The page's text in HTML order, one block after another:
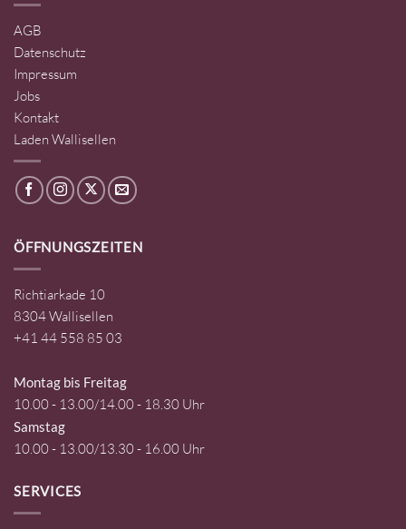
AGB
Datenschutz
Impressum
Jobs
Kontakt
Laden Wallisellen
ÖFFNUNGSZEITEN
Richtiarkade 10
8304 Wallisellen
+41 44 558 85 03
Montag bis Freitag
10.00 - 13.00/14.00 - 18.30 Uhr
Samstag
10.00 - 13.00/13.30 - 16.00 Uhr
SERVICES